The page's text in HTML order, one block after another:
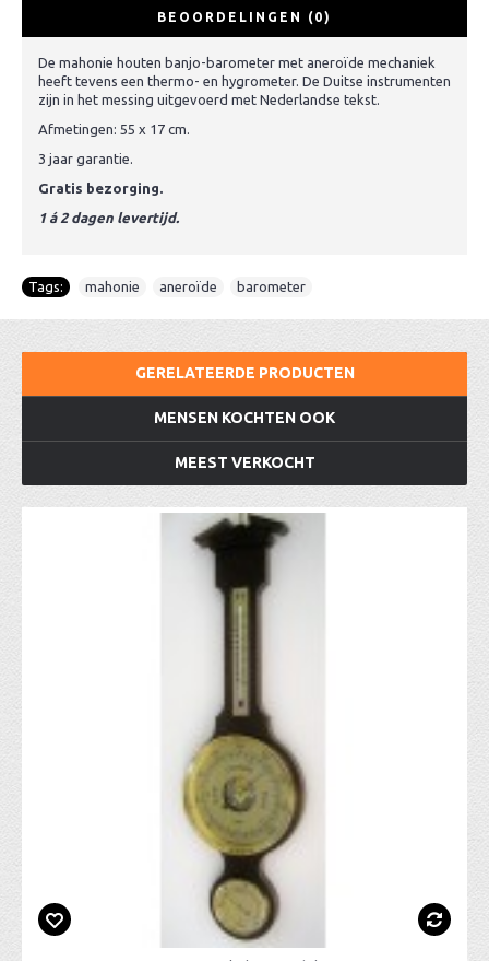
BEOORDELINGEN (0)
De mahonie houten banjo-barometer met aneroïde mechaniek
heeft tevens een thermo- en hygrometer. De Duitse instrumenten
zijn in het messing uitgevoerd met Nederlandse tekst.
Afmetingen: 55 x 17 cm.
3 jaar garantie.
Gratis bezorging.
1 á 2 dagen levertijd.
Tags: mahonie aneroïde barometer
GERELATEERDE PRODUCTEN
MENSEN KOCHTEN OOK
MEEST VERKOCHT